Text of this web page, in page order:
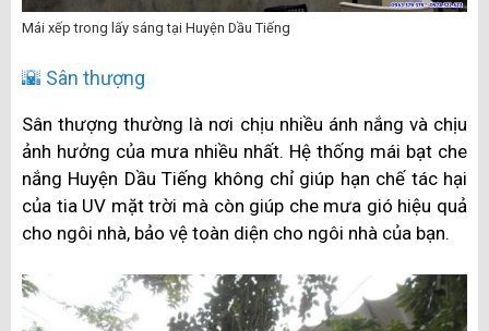
Mái xếp trong lấy sáng tại Huyện Dầu Tiếng
🌇 Sân thượng
Sân thượng thường là nơi chịu nhiều ánh nắng và chịu
ảnh hưởng của mưa nhiều nhất. Hệ thống mái bạt che
nắng Huyện Dầu Tiếng không chỉ giúp hạn chế tác hại
của tia UV mặt trời mà còn giúp che mưa gió hiệu quả
cho ngôi nhà, bảo vệ toàn diện cho ngôi nhà của bạn.